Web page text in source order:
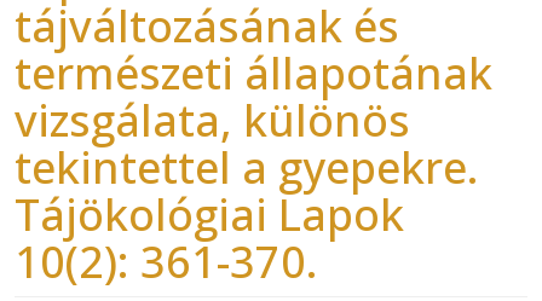
tájváltozásának és
természeti állapotának
vizsgálata, különös
tekintettel a gyepekre.
Tájökológiai Lapok
10(2): 361-370.